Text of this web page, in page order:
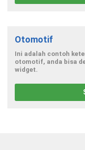
Otomotif
Ini adalah contoh
otomotif, anda bisa
widget.